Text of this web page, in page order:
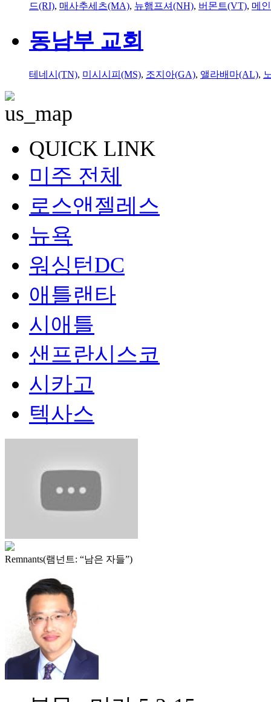
드(RI), 매사추세츠(MA), 뉴햄프셔(NH), 버몬트(VT), 메
동남부 교회
테네시(TN), 미시시피(MS), 조지아(GA), 앨라배마(AL),
QUICK LINK
미주 전체
로스앤젤레스
뉴욕
워싱턴DC
애틀랜타
시애틀
샌프란시스코
시카고
텍사스
Remnants(램넌트: “남은 자들”)